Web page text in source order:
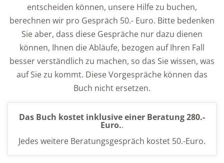
entscheiden können, unsere Hilfe zu buchen,
berechnen wir pro Gespräch 50.- Euro. Bitte bedenken
Sie aber, dass diese Gespräche nur dazu dienen
können, Ihnen die Abläufe, bezogen auf Ihren Fall
besser verständlich zu machen, so das Sie wissen, was
auf Sie zu kommt. Diese Vorgespräche können das
Buch nicht ersetzen.
Das Buch kostet inklusive einer Beratung 280.-
Euro..
Jedes weitere Beratungsgespräch kostet 50.-Euro.